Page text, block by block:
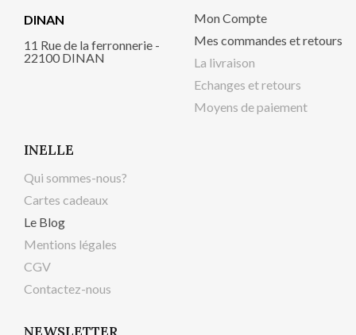
DINAN
11 Rue de la ferronnerie -
22100 DINAN
Mon Compte
Mes commandes et retours
La livraison
Echanges et retours
Moyens de paiement
INELLE
Qui sommes-nous?
Cartes cadeaux
Le Blog
Mentions légales
CGV
Contactez-nous